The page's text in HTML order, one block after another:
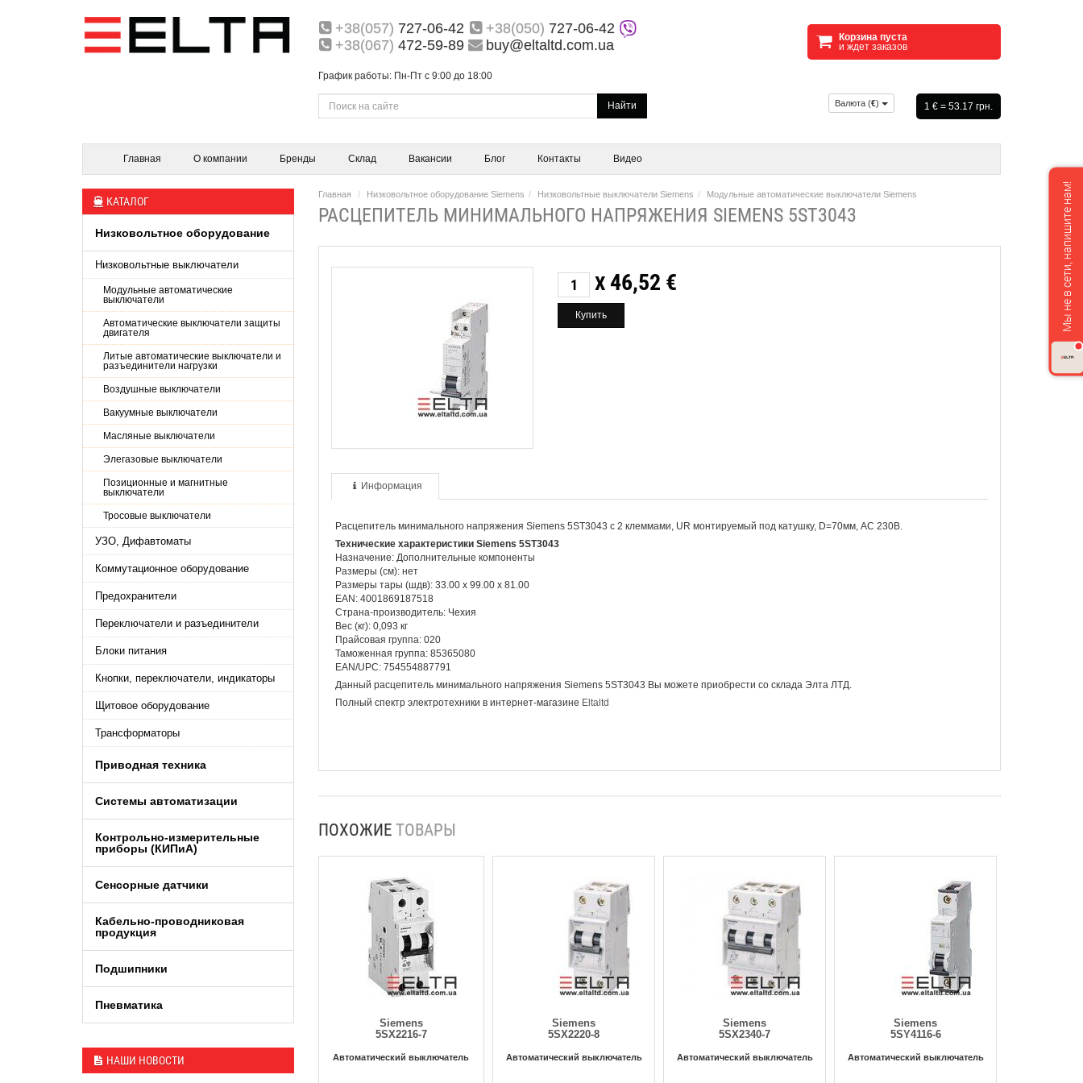
+38(057) 727-06-42 +38(050) 727-06-42
+38(067) 472-59-89 buy@eltaltd.com.ua
График работы: Пн-Пт с 9:00 до 18:00
Корзина пуста
и ждет заказов
Найти Валюта (€) 1 € = 53.17 грн.
Главная О компании Бренды Склад Вакансии Блог Контакты Видео
КАТАЛОГ
Низковольтное оборудование
Низковольтные выключатели
Модульные автоматические
выключатели
Автоматические выключатели защиты
двигателя
Литые автоматические выключатели и
разъединители нагрузки
Воздушные выключатели
Вакуумные выключатели
Масляные выключатели
Элегазовые выключатели
Позиционные и магнитные
выключатели
Тросовые выключатели
УЗО, Дифавтоматы
Коммутационное оборудование
Предохранители
Переключатели и разъединители
Блоки питания
Кнопки, переключатели, индикаторы
Щитовое оборудование
Трансформаторы
Приводная техника
Системы автоматизации
Контрольно-измерительные
приборы (КИПиA)
Сенсорные датчики
Кабельно-проводниковая
продукция
Подшипники
Пневматика
НАШИ НОВОСТИ
Главная Низковольтное оборудование Siemens Низковольтные выключатели Siemens Модульные автоматические выключатели Siemens
РАСЦЕПИТЕЛЬ МИНИМАЛЬНОГО НАПРЯЖЕНИЯ SIEMENS 5ST3043
X 46,52 €
Информация
Расцепитель минимального напряжения Siemens 5ST3043 с 2 клеммами, UR монтируемый под катушку, D=70мм, АС 230В.
Технические характеристики Siemens 5ST3043
Назначение: Дополнительные компоненты
Размеры (см): нет
Размеры тары (шдв): 33.00 x 99.00 x 81.00
EAN: 4001869187518
Страна-производитель: Чехия
Вес (кг): 0,093 кг
Прайсовая группа: 020
Таможенная группа: 85365080
EAN/UPC: 754554887791
Данный расцепитель минимального напряжения Siemens 5ST3043 Вы можете приобрести со склада Элта ЛТД.
Полный спектр электротехники в интернет-магазине Eltaltd
ПОХОЖИЕ ТОВАРЫ
Siemens
5SX2216-7
Автоматический выключатель
Siemens
5SX2220-8
Автоматический выключатель
Siemens
5SX2340-7
Автоматический выключатель
Siemens
5SY4116-6
Автоматический выключатель
Мы не в сети, напишите нам!